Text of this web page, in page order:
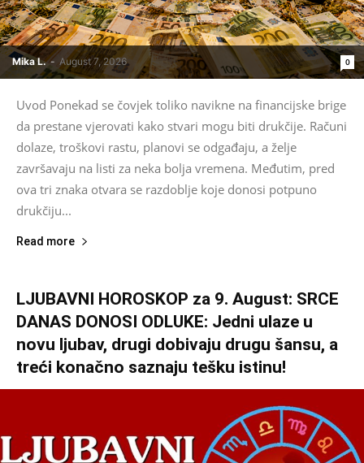
Mika L. - August 7, 2026 0
Uvod Ponekad se čovjek toliko navikne na financijske brige
da prestane vjerovati kako stvari mogu biti drukčije. Računi
dolaze, troškovi rastu, planovi se odgađaju, a želje
završavaju na listi za neka bolja vremena. Međutim, pred
ova tri znaka otvara se razdoblje koje donosi potpuno
drukčiju...
Read more
LJUBAVNI HOROSKOP za 9. August: SRCE
DANAS DONOSI ODLUKE: Jedni ulaze u
novu ljubav, drugi dobivaju drugu šansu, a
treći konačno saznaju tešku istinu!